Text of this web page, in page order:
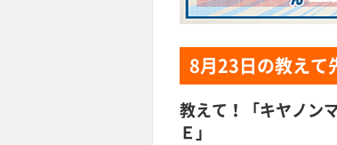
8月23日の教えて
教えて！「キヤノン
Ｅ」